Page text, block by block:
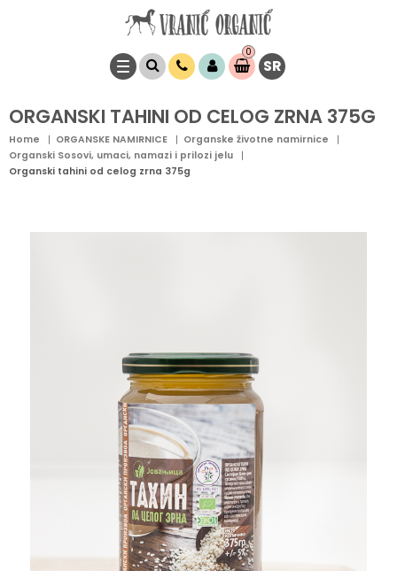
0
Stavke
0,00SR
ORGANSKI TAHINI OD CELOG ZRNA 375G
Home ORGANSKE NAMIRNICE
Organske životne namirnice
Organski Sosovi, umaci, namazi i prilozi jelu
Organski tahini od celog zrna 375g